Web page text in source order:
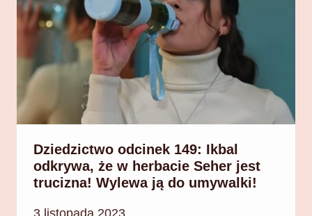
Dziedzictwo odcinek 149: Ikbal
odkrywa, że w herbacie Seher jest
trucizna! Wylewa ją do umywalki!
3 listopada 2023